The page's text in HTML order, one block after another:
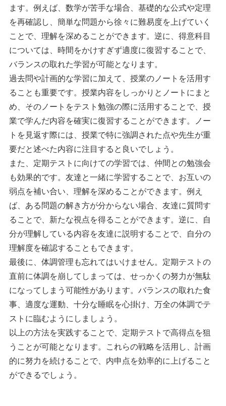
ます。例えば、数学が苦手な場合、基礎的な公式や定理
を再確認し、簡単な問題から徐々に難易度を上げていく
ことで、理解を深めることができます。逆に、得意科目
については、時間をかけすぎず適度に復習することで、
バランスの取れた学習が可能となります。
過去問や計画的な学習に加えて、授業のノートを活用す
ることも重要です。授業内容をしっかりとノートにまと
め、そのノートをテスト勉強の際に活用することで、授
業で学んだ内容を確実に復習することができます。ノー
トを見返す際には、授業で特に強調された点や先生が重
要だと述べた内容に注目すると良いでしょう。
また、定期テストに向けての学習では、仲間との勉強会
も効果的です。友達と一緒に学習することで、お互いの
弱点を補い合い、理解を深めることができます。例え
ば、ある問題の解き方が分からない場合、友達に質問す
ることで、新たな視点を得ることができます。逆に、自
分が理解している内容を友達に説明することで、自分の
理解度を確認することもできます。
最後に、体調管理も忘れてはいけません。定期テストの
直前に体調を崩してしまっては、せっかくの努力が無駄
になってしまう可能性があります。バランスの取れた食
事、適度な運動、十分な睡眠を心掛け、万全の体調でテ
ストに臨むようにしましょう。
以上の方法を実践することで、定期テストで高得点を狙
うことが可能となります。これらの戦略を活用し、計画
的に努力を続けることで、内申点を効率的に上げること
ができるでしょう。